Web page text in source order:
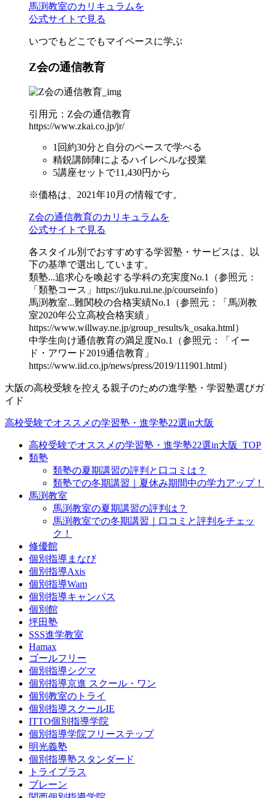
馬渕教室のカリキュラムを
公式サイトで見る
いつでもどこでもマイペースに学ぶ
Z会の通信教育
引用元：Z会の通信教育
https://www.zkai.co.jp/jr/
1回約30分と自分のペースで学べる
精鋭講師陣によるハイレベルな授業
5講座セットで11,430円から
※価格は、2021年10月の情報です。
Z会の通信教育のカリキュラムを
公式サイトで見る
各スタイル別でおすすめする学習塾・サービスは、以
下の基準で選出しています。
類塾...追求心を喚起する学科の充実度No.1（参照元：
「類塾コース」https://juku.rui.ne.jp/courseinfo）
馬渕教室...難関校の合格実績No.1（参照元：「馬渕教
室2020年公立高校合格実績」
https://www.willway.ne.jp/group_results/k_osaka.html）
中学生向け通信教育の満足度No.1（参照元：「イー
ド・アワード2019通信教育」
https://www.iid.co.jp/news/press/2019/111901.html）
大阪の高校受験を控える親子のための進学塾・学習塾選びガ
イド
高校受験でオススメの学習塾・進学塾22選in大阪
高校受験でオススメの学習塾・進学塾22選in大阪_TOP
類塾
類塾の夏期講習の評判と口コミは？
類塾での冬期講習｜夏休み期間中の学力アップ！
馬渕教室
馬渕教室の夏期講習の評判は？
馬渕教室での冬期講習｜口コミと評判をチェッ
ク！
修優館
個別指導まなび
個別指導Axis
個別指導Wam
個別指導キャンパス
個別館
坪田塾
SSS進学教室
Hamax
ゴールフリー
個別指導シグマ
個別指導京進 スクール・ワン
個別教室のトライ
個別指導スクールIE
ITTO個別指導学院
個別指導学院フリーステップ
明光義塾
個別指導塾スタンダード
トライプラス
ブレーン